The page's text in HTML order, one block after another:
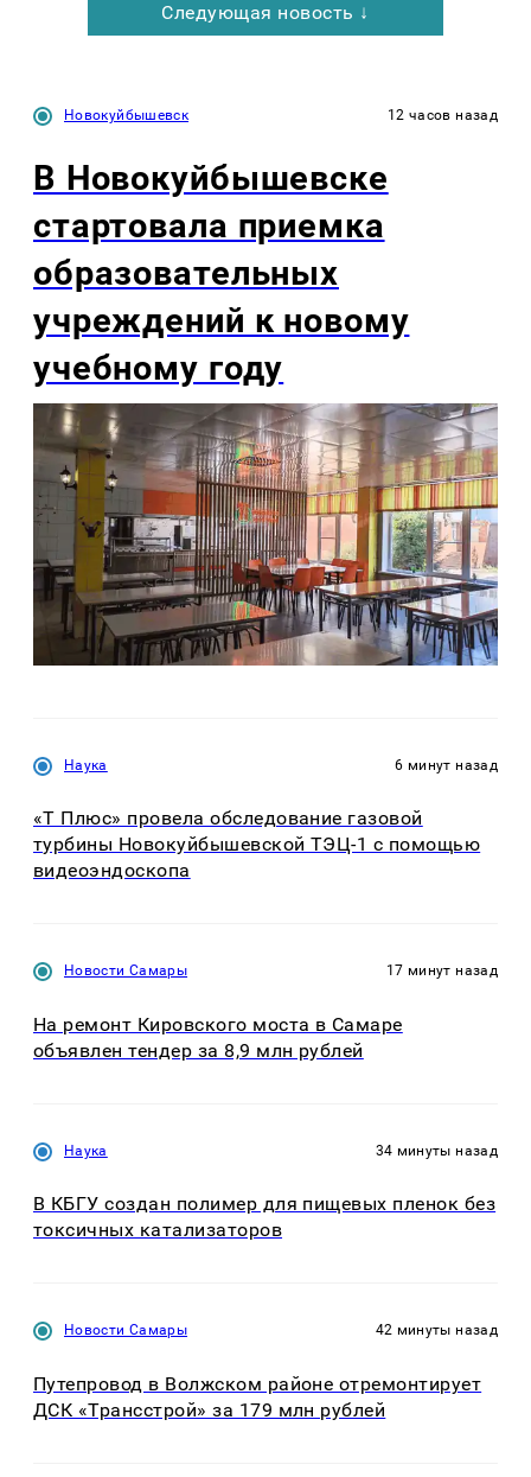
Следующая новость ↓
Новокуйбышевск 12 часов назад
В Новокуйбышевске
стартовала приемка
образовательных
учреждений к новому
учебному году
Наука 6 минут назад
«Т Плюс» провела обследование газовой
турбины Новокуйбышевской ТЭЦ-1 с помощью
видеоэндоскопа
Новости Самары 17 минут назад
На ремонт Кировского моста в Самаре
объявлен тендер за 8,9 млн рублей
Наука 34 минуты назад
В КБГУ создан полимер для пищевых пленок без
токсичных катализаторов
Новости Самары 42 минуты назад
Путепровод в Волжском районе отремонтирует
ДСК «Трансстрой» за 179 млн рублей